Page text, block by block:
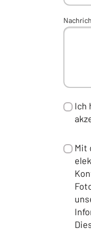
Ich
Mit